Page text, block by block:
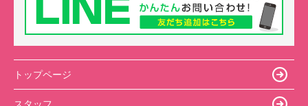
トップページ
スタッフ